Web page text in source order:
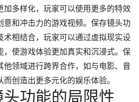
加多样化，玩家可以使用更多的特效
意和冲击力的游戏视频。保存镜头功
术相结合，玩家可以通过虚拟现实设
，使游戏体验更加真实和沉浸式。保
他领域进行跨界合作，如与电影、音
创造出更多元化的娱乐体验。
功能的局限性